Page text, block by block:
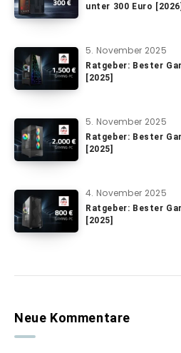
unter 300 Euro [2026]
5. November 2025
Ratgeber: Bester
[2025]
5. November 2025
Ratgeber: Bester
[2025]
4. November 2025
Ratgeber: Bester
[2025]
Neue Kommentare